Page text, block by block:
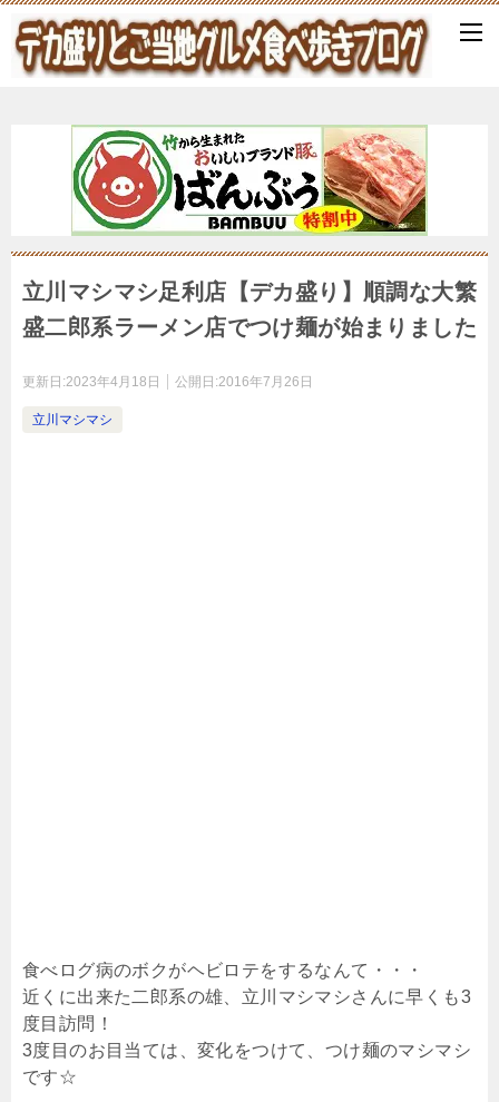
立川マシマシ足利店【デカ盛り】順調な大繁
盛二郎系ラーメン店でつけ麺が始まりました
更新日:2023年4月18日 公開日:2016年7月26日
立川マシマシ
食べログ病のボクがヘビロテをするなんて・・・
近くに出来た二郎系の雄、立川マシマシさんに早くも3
度目訪問！
3度目のお目当ては、変化をつけて、つけ麺のマシマシ
です☆